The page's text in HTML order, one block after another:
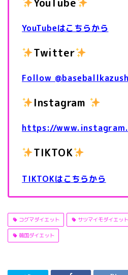
YouTubeはこちらから
Twitter
Follow
Instagram
https://
TIKTOK
TIKTOKはこちらから
コグマダイエット サツマイモダイエット
韓国ダイエット